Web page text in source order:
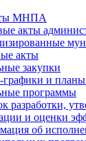
МНПА
акты
акты
закупки
и планы
программы
разработки,
и оценки
об